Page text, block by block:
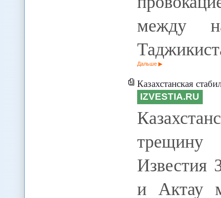
между
Дальше
Казахстанская
IZVESTIA.RU
Известия
и Актау